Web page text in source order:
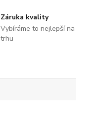
Záruka kvality
Vybíráme to nejlepší na
trhu